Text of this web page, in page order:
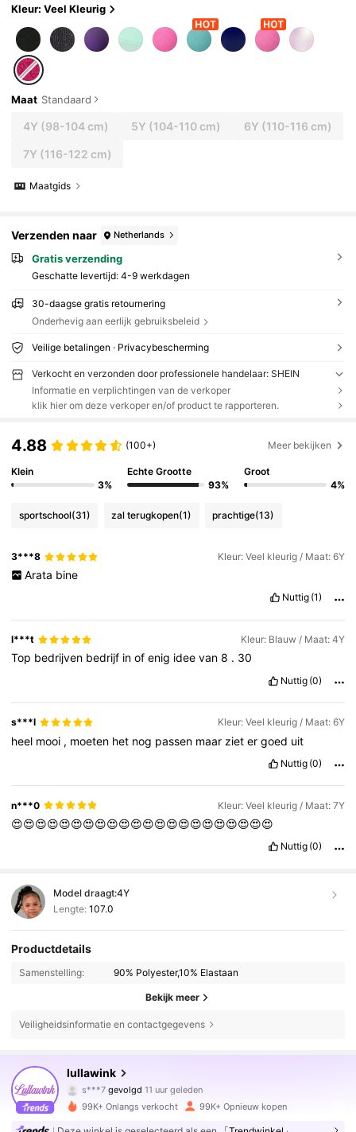
ek en sporttraining. Comfortabel voor activiteiten en
oefeningen, combineert een levendige uitstraling m
et praktisch comfort en is geschikt voor diverse sp
orten.
Kleur: Veel Kleurig
Maat Standaard
4Y (98-104 cm) 5Y (104-110 cm) 6Y (110-116 cm)
7Y (116-122 cm)
Maatgids
Verzenden naar Netherlands
Gratis verzending
Geschatte levertijd: 4-9 werkdagen
30-daagse gratis retournering
Onderhevig aan eerlijk gebruiksbeleid
Veilige betalingen · Privacybescherming
Verkocht en verzonden door professionele handelaar: SHEIN
Informatie en verplichtingen van de verkoper
klik hier om deze verkoper en/of product te rapporteren.
4.88 (100+) Meer bekijken
Klein
3%
Echte Grootte
93%
Groot
4%
sportschool(31) zal terugkopen(1) prachtige(13)
3***8 Kleur: Veel kleurig / Maat: 6Y
Arata bine
Nuttig (1)
l***t Kleur: Blauw / Maat: 4Y
Top bedrijven bedrijf inofenig ideevan8 . 30
Nuttig (0)
s***l Kleur: Veel kleurig / Maat: 6Y
heel mooi , moeten het nog passen maar zietergoed uit
Nuttig (0)
n***0 Kleur: Veel kleurig / Maat: 7Y
😍😍😍😍😍😍😍😍😍😍😍😍😍😍😍😍😍😍😍😍😍😍
Nuttig (0)
Model draagt:4Y
Lengte: 107.0
Productdetails
Samenstelling: 90% Polyester,10% Elastaan
Bekijk meer
Veiligheidsinformatie en contactgegevens
lullawink
s***7gevolgd 11 uur geleden
4.86
38K Volgers
99K+ Onlangs verkocht 99K+ Opnieuw kopen